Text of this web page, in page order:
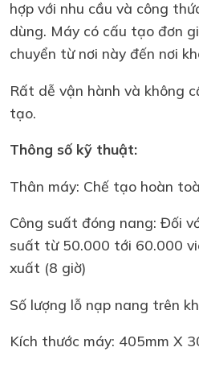
hợp với nhu cầu và công
dùng. Máy có cấu tạo đơn
chuyển từ nơi này đến nơi
Rất dễ vận hành và không
tạo.
Thông số kỹ thuật:
Thân máy: Chế tạo hoàn
Công suất đóng nang: Đối
suất từ 50.000 tới 60.000
xuất (8 giờ)
Số lượng lỗ nạp nang trên
Kích thước máy: 405mm X